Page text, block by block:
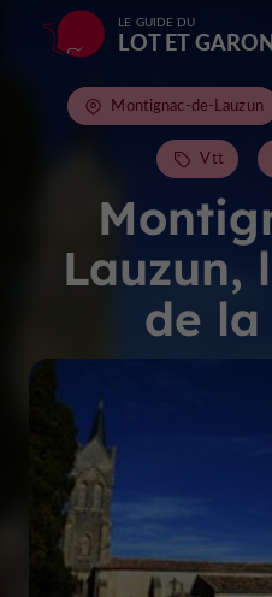
LE GUIDE DU
LOT ET
Lauzun,
de
Montignac-de-Lauzun
Vtt